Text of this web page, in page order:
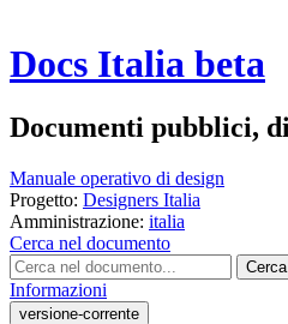
Docs Italia beta
Documenti pubblici,
Manuale operativo di design
Progetto: Designers Italia
Amministrazione: italia
Cerca nel documento
Informazioni
versione-corrente